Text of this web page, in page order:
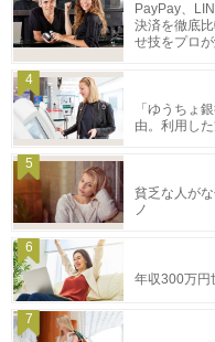
PayPay、
決済を徹底
せ技をプロ
4
「ゆうちょ
由。利用し
5
貧乏な人が
ノ
6
年収300万円
7